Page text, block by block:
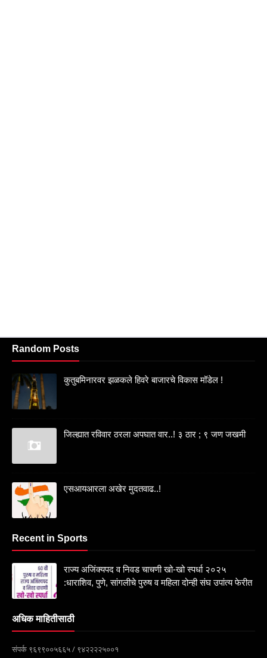
Random Posts
कुतुबमिनारवर झळकले हिवरे बाजारचे विकास मॉडेल !
जिल्ह्यात रविवार ठरला अपघात वार..! ३ ठार ; ९ जण जखमी
एसआयआरला अखेर मुदतवाढ..!
Recent in Sports
राज्य अजिंक्यपद व निवड चाचणी खो-खो स्पर्धा २०२५
:धाराशिव, पुणे, सांगलीचे पुरुष व महिला दोन्ही संघ उपांत्य फेरीत
अधिक माहितीसाठी
संपर्क ९६९९००५६६५ / ९४२२२२५००१